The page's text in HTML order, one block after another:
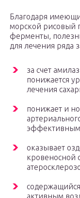
Благодаря
морской рисовый
ферменты,
для лечения ряда
за счет
понижается
лечения
понижает и
эффективным
оказывает
кровеносной
активным